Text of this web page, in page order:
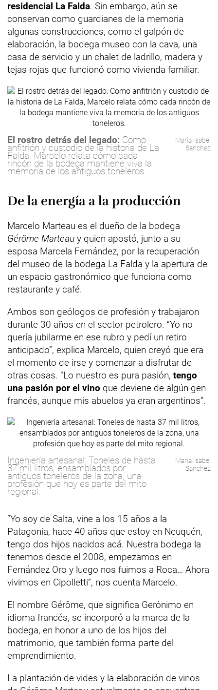
residencial La Falda. Sin embargo, aún se
conservan como guardianes de la memoria
algunas construcciones, como el galpón de
elaboración, la bodega museo con la cava, una
casa de servicio y un chalet de ladrillo, madera y
tejas rojas que funcionó como vivienda familiar.
El rostro detrás del legado: Como
anfitrión y custodio de la historia de La
Falda, Marcelo relata cómo cada
rincón de la bodega mantiene viva la
memoria de los antiguos toneleros.
Maria Isabel
Sanchez
De la energía a la producción
Marcelo Marteau es el dueño de la bodega
Gérôme Marteau y quien apostó, junto a su
esposa Marcela Fernández, por la recuperación
del museo de la bodega La Falda y la apertura de
un espacio gastronómico que funciona como
restaurante y café.
Ambos son geólogos de profesión y trabajaron
durante 30 años en el sector petrolero. “Yo no
quería jubilarme en ese rubro y pedí un retiro
anticipado”, explica Marcelo, quien creyó que era
el momento de irse y comenzar a disfrutar de
otras cosas. “Lo nuestro es pura pasión, tengo
una pasión por el vino que deviene de algún gen
francés, aunque mis abuelos ya eran argentinos”.
Ingeniería artesanal: Toneles de hasta
37 mil litros, ensamblados por
antiguos toneleros de la zona, una
profesión que hoy es parte del mito
regional.
Maria Isabel
Sanchez
“Yo soy de Salta, vine a los 15 años a la
Patagonia, hace 40 años que estoy en Neuquén,
tengo dos hijos nacidos acá. Nuestra bodega la
tenemos desde el 2008, empezamos en
Fernández Oro y luego nos fuimos a Roca… Ahora
vivimos en Cipolletti”, nos cuenta Marcelo.
El nombre Gérôme, que significa Gerónimo en
idioma francés, se incorporó a la marca de la
bodega, en honor a uno de los hijos del
matrimonio, que también forma parte del
emprendimiento.
La plantación de vides y la elaboración de vinos